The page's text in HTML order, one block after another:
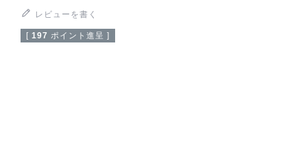
レビューを書く
[ 197 ポイント進呈 ]